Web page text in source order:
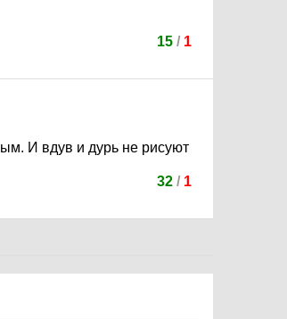
15 / 1
И вдув и дурь не рисуют
32 / 1